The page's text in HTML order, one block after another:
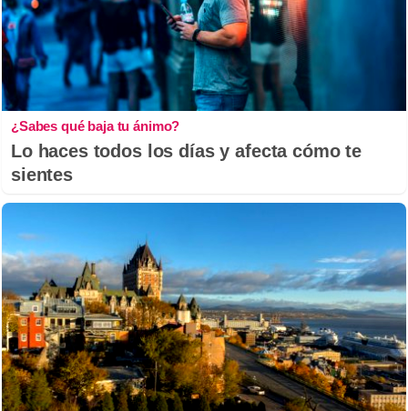
¿Sabes qué baja tu ánimo?
Lo haces todos los días y afecta cómo te
sientes